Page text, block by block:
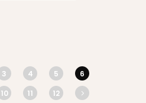
3 4 5
6
10 11 12